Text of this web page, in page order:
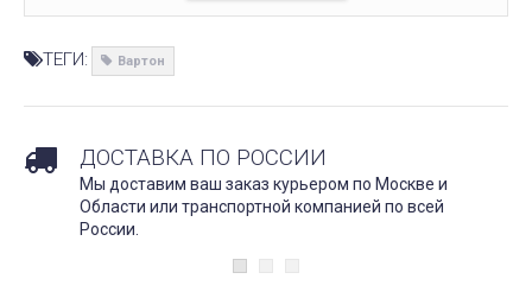
ТЕГИ: Вартон
ДОСТАВКА ПО РОССИИ
Мы доставим ваш заказ курьером по Москве и
Области или транспортной компанией по всей
России.